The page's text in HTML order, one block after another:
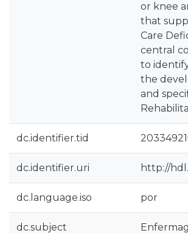
or knee
that
Care
central
to
the
and
dc.identifier.tid
dc.identifier.uri http://
dc.language.iso por
dc.subject